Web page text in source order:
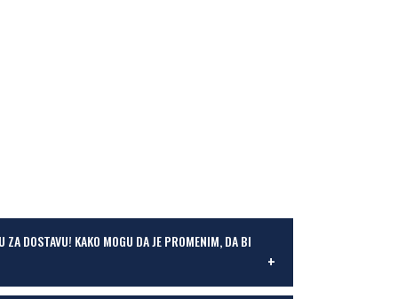
ZA DOSTAVU! KAKO MOGU DA JE PROMENIM, DA BI